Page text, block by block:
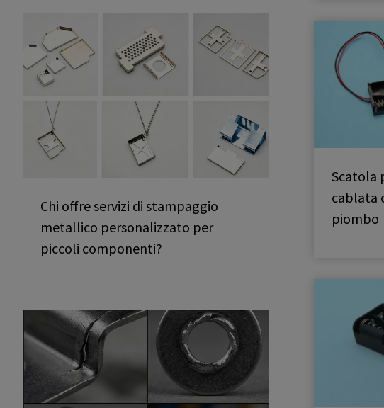
Scatola
cablata
piombo
Chi offre servizi di stampaggio
metallico personalizzato per
piccoli componenti?